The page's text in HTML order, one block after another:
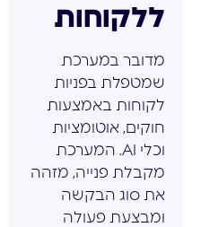
ללקוחות
מדובר במערכת
שמטפלת בפניות
לקוחות באמצעות
חוקים, אוטומציות
וכלי AI. המערכת
מקבלת פנייה, מזהה
את סוג הבקשה
ומבצעת פעולה